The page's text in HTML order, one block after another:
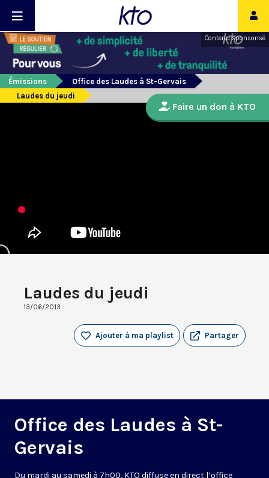
Contenu sponsorisé
Émissions
Office des Laudes à St-Gervais
Laudes du jeudi
Laudes du jeudi
13/06/2013
Partager
Ajouter à ma playlist
Office des Laudes à St-
Gervais
Du mardi au samedi à 7h00, KTO diffuse en direct l’office
Faire un don à KTO